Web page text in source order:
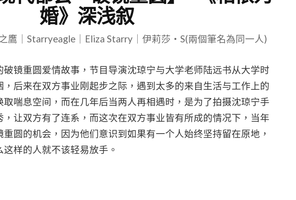
婚》深浅叙
鷹｜Starryeagle｜Eliza Starry｜伊莉莎・S(兩個筆名為同一人)
破镜重圆爱情故事，节目导演沈琼宁与大学老师陆远书从大学时
后来在双方事业刚起步之际，遇到太多的来自生活与工作上的
喘息空间，而在几年后当两人再相遇时，是为了拍摄沈琼宁手
让双方有了连系，而这次在双方事业皆有所成的情况下，当年
圆的机会，因为他们意识到如果有一个人始终坚持留在原地，
样的人就不该轻易放手。